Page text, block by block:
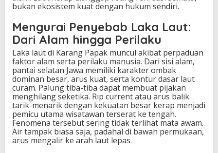
bukan ekosistem kuat dengan hukum sendiri.
Mengurai Penyebab Laka Laut:
Dari Alam hingga Perilaku
Laka laut di Karang Papak muncul akibat perpaduan
faktor alam serta perilaku manusia. Dari sisi alam,
pantai selatan Jawa memiliki karakter ombak
dominan besar, arus kuat, serta kontur dasar laut
curam. Palung tiba-tiba dapat membuat pijakan
menghilang seketika. Rip current atau arus balik
tarik-menarik dengan kekuatan besar kerap menjadi
pemicu utama wisatawan terserat ke tengah.
Fenomena tersebut sering tidak terlihat mata awam.
Air tampak biasa saja, padahal di bawah permukaan,
arus mengalir ke arah laut lepas.